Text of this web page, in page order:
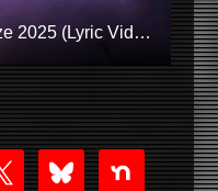
Frank Palangi - Purple Haze 2025 (Lyric Video) ft. Henry Chauhan
blueskynextdoor